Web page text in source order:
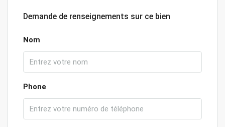
Demande de renseignements sur ce bien
Nom
Phone